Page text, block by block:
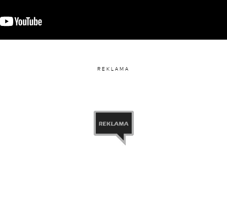
REKLAMA